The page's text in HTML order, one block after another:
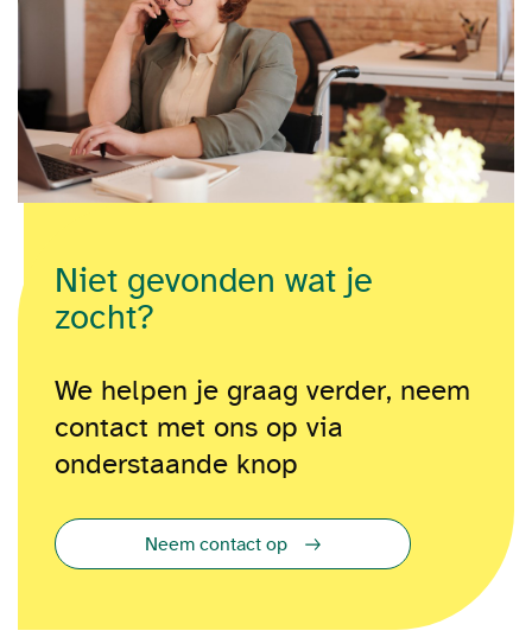
Niet gevonden wat je
zocht?
We helpen je graag verder, neem
contact met ons op via
onderstaande knop
Neem contact op